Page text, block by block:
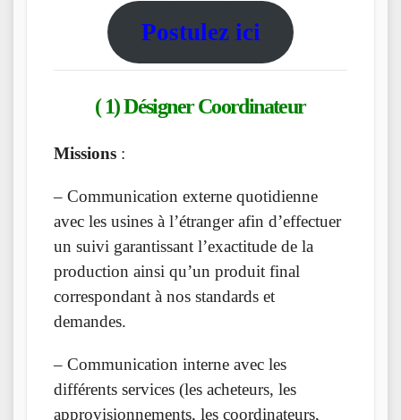
Postulez ici
( 1) Désigner Coordinateur
Missions :
– Communication externe quotidienne
avec les usines à l’étranger afin d’effectuer
un suivi garantissant l’exactitude de la
production ainsi qu’un produit final
correspondant à nos standards et
demandes.
– Communication interne avec les
différents services (les acheteurs, les
approvisionnements, les coordinateurs,